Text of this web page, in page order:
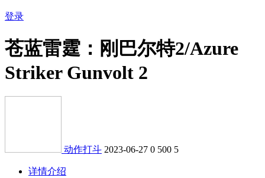
登录
苍蓝雷霆：刚巴尔特2/Azure
Striker Gunvolt 2
动作打斗 2023-06-27 0 500 5
详情介绍